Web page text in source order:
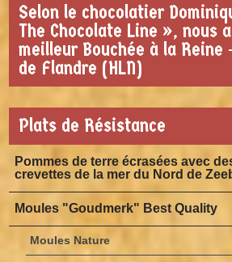
Selon le chocolatier
The Chocolate Line », nous
meilleur Bouchée à la
de Flandre (HLN)
Plats de Résistance
Pommes de terre écrasées avec
crevettes de la mer du Nord de
Moules "Goudmerk" Best Quality
Moules Nature